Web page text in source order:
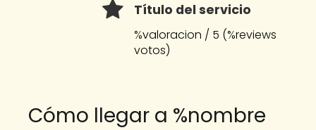
Título del servicio
%valoracion / 5 (%reviews
votos)
Cómo llegar a %nombre